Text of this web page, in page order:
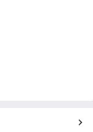
і
мм
і